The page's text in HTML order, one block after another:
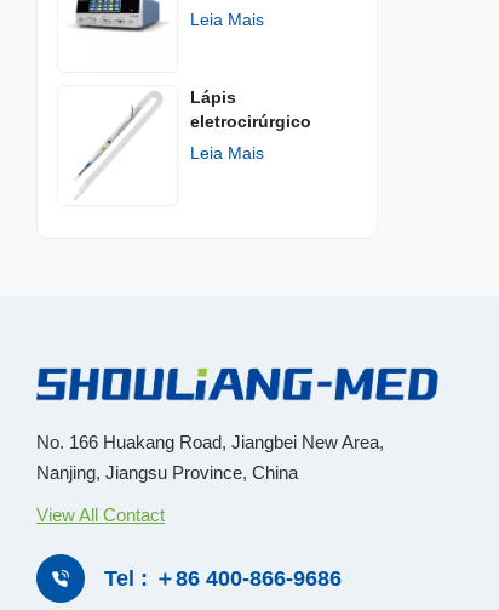
Leia Mais
Lápis
eletrocirúrgico
descartávelㅤ
Leia Mais
No. 166 Huakang Road, Jiangbei New Area,
Nanjing, Jiangsu Province, China
View All Contact
Tel : ＋86 400-866-9686